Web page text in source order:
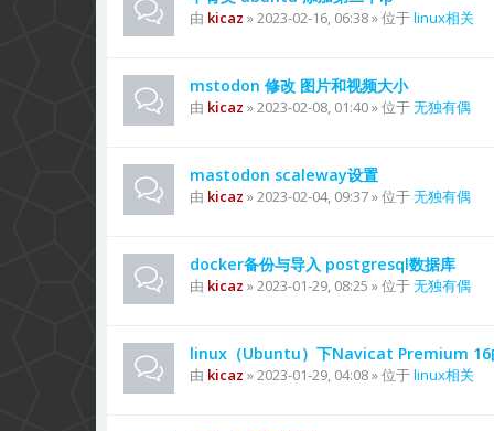
由 kicaz » 2023-02-16, 06:38 » 位于linux相关
mstodon 修改 图片和视频大小
由 kicaz » 2023-02-08, 01:40 » 位于无独有偶
mastodon scaleway设置
由 kicaz » 2023-02-04, 09:37 » 位于无独有偶
docker备份与导入 postgresql数据库
由 kicaz » 2023-01-29, 08:25 » 位于无独有偶
linux（Ubuntu）下Navicat Premium 16
由 kicaz » 2023-01-29, 04:08 » 位于linux相关